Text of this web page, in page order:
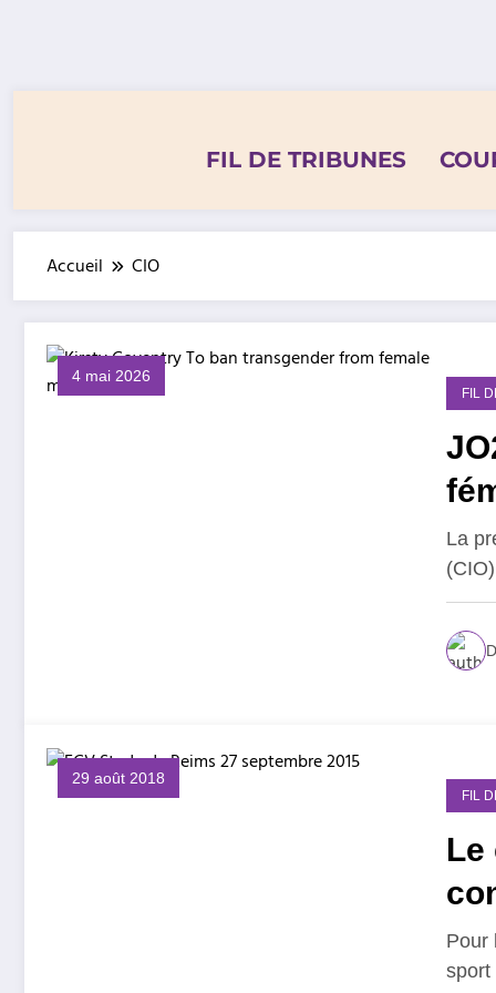
FIL DE TRIBUNES
Accueil CIO
4 mai 2026
FIL
La
29 août 2018
FIL
Le
Pour
sport